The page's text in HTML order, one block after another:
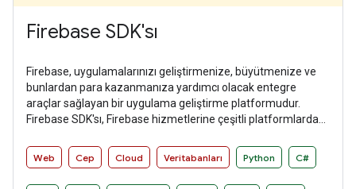
Firebase SDK'sı
Firebase, uygulamalarınızı geliştirmenize, büyütmenize ve
bunlardan para kazanmanıza yardımcı olacak entegre
araçlar sağlayan bir uygulama geliştirme platformudur.
Firebase SDK'sı, Firebase hizmetlerine çeşitli platformlarda
Web Cep Cloud Veritabanları Python C#